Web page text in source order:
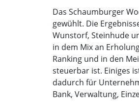
Das Schaumburger
gewühlt. Die
Wunstorf, Steinhude
in dem Mix an
Ranking und in den
steuerbar ist. Einiges
dadurch für
Bank, Verwaltung,